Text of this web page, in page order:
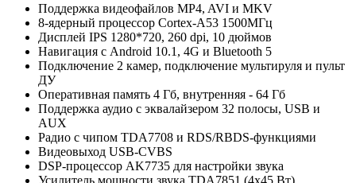
Поддержка видеофайлов MP4, AVI и MKV
8-ядерный процессор Сortex‑A53 1500МГц
Дисплей IPS 1280*720, 260 dpi, 10 дюймов
Навигация с Android 10.1, 4G и Bluetooth 5
Подключение 2 камер, подключение мультируля и пульт
ДУ
Оперативная память 4 Гб, внутренняя - 64 Гб
Поддержка аудио с эквалайзером 32 полосы, USB и
AUX
Радио с чипом TDA7708 и RDS/RBDS-функциями
Видеовыход USB-CVBS
DSP-процессор AK7735 для настройки звука
Усилитель мощности звука TDA7851 (4x45 Вт)